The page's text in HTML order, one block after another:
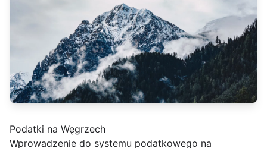
Podatki na Węgrzech
Wprowadzenie do systemu podatkowego na